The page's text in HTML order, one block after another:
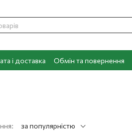
і доставка Обмін та повернення
за популярністю